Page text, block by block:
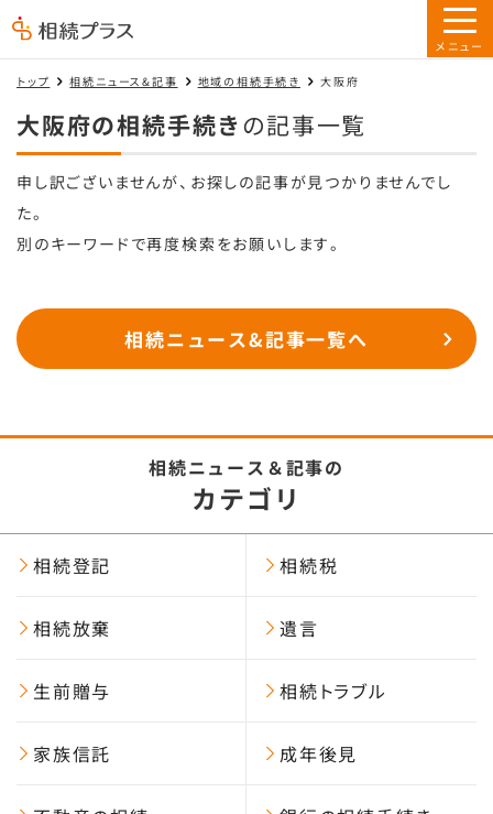
トップ 相続ニュース&記事 地域の相続手続き 大阪府
大阪府の相続手続きの記事一覧
申し訳ございませんが、お探しの記事が見つかりませんでし
た。
別のキーワードで再度検索をお願いします。
相続ニュース&記事一覧へ
相続ニュース＆記事の
カテゴリ
相続登記 相続税
相続放棄 遺言
生前贈与 相続トラブル
家族信託 成年後見